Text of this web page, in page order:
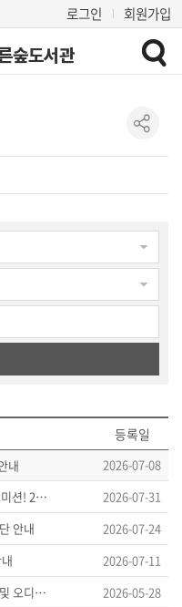
로그인 회원가입
숲도서관
등록일
내 2026-07-08
Route13」 2026-07-31
안내 2026-07-24
2026-07-11
입 안내 2026-05-28